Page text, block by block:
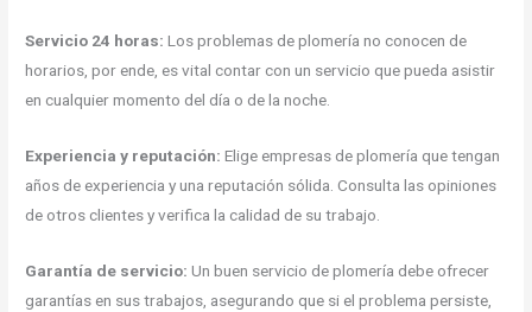
Servicio 24 horas: Los problemas de plomería no conocen de
horarios, por ende, es vital contar con un servicio que pueda asistir
en cualquier momento del día o de la noche.
Experiencia y reputación: Elige empresas de plomería que tengan
años de experiencia y una reputación sólida. Consulta las opiniones
de otros clientes y verifica la calidad de su trabajo.
Garantía de servicio: Un buen servicio de plomería debe ofrecer
garantías en sus trabajos, asegurando que si el problema persiste,